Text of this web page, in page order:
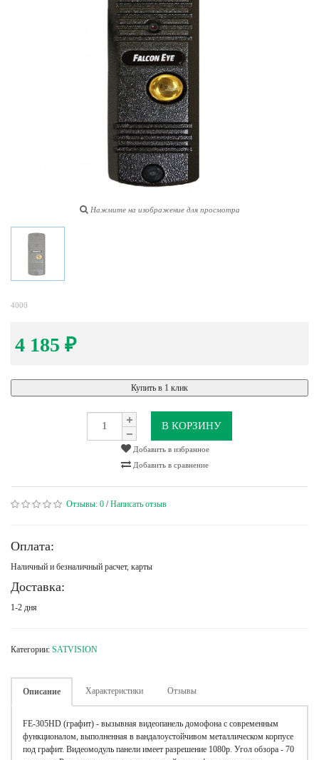
Нажмите на изображение для просмотра
4000
4 185 ₽
Купить в 1 клик
В КОРЗИНУ
Добавить в избранное
Добавить в сравнение
Отзывы: 0 /Написать отзыв
Оплата:
Наличный и безналичный расчет, карты
Доставка:
1-2 дня
Категории: SATVISION
Описание Характеристики Отзывы
FE-305HD (графит) - вызывная видеопанель домофона с современным
функционалом, выполненная в вандалоустойчивом металлическом корпусе
под графит. Видеомодуль панели имеет разрешение 1080p. Угол обзора - 70